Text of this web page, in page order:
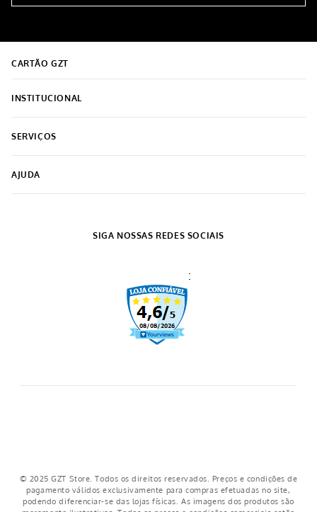
R$ 59,99
1x deR$ 59,99
COMPRAR
R$ 44,99
COMPRAR
1x deR$ 29 99 1x deR$ 39,99